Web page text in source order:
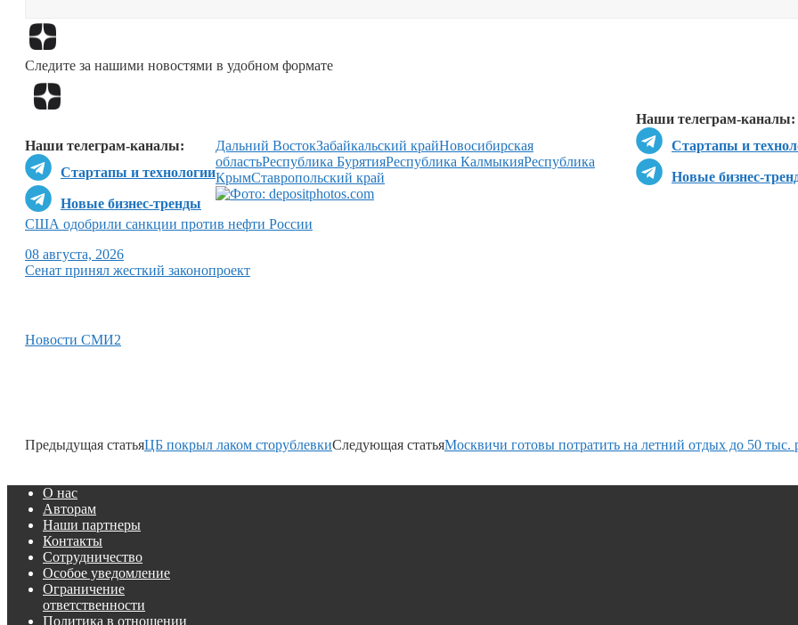
Следите за нашими новостями в удобном формате
Наши телеграм-каналы:
Стартапы и
Новые бизнес-
Наши телеграм-каналы:
Стартапы и технологии
Новые бизнес-тренды
Дальний ВостокЗабайкальский крайНовосибирская
областьРеспублика БурятияРеспублика КалмыкияРеспублика
КрымСтавропольский край
США одобрили санкции против нефти России
08 августа, 2026
Сенат принял жесткий законопроект
Новости СМИ2
Предыдущая статьяЦБ покрыл лаком сторублевкиСледующая статьяМосквичи готовы потратить на летний отдых до 50 тыс.
О нас
Авторам
Наши партнеры
Контакты
Сотрудничество
Особое уведомление
Ограничение
ответственности
Политика в отношении